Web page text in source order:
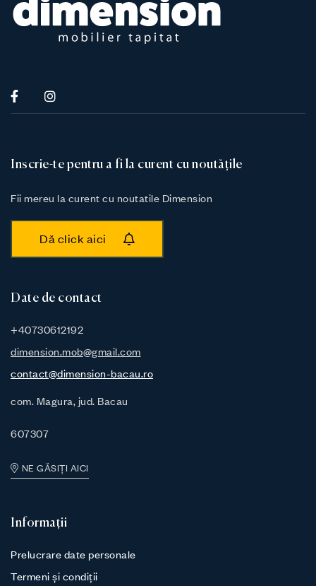
Inscrie-te pentru a fi la curent cu noutățile
Fii mereu la curent cu noutatile Dimension
Dă click aici
Date de contact
+40730612192
dimension.mob@gmail.com
contact@dimension-bacau.ro
com. Magura, jud. Bacau
607307
NE GĂSIȚI AICI
Informații
Prelucrare date personale
Termeni și condiții